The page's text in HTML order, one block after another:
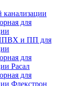
канализации
для
и ПП для
для
Расал
для
Флекстрон